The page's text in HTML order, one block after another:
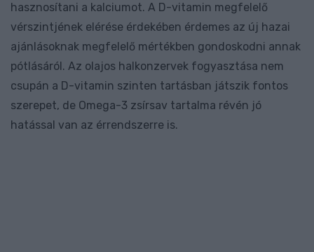
hasznosítani a kalciumot. A D-vitamin megfelelő
vérszintjének elérése érdekében érdemes az új hazai
ajánlásoknak megfelelő mértékben gondoskodni annak
pótlásáról. Az olajos halkonzervek fogyasztása nem
csupán a D-vitamin szinten tartásban játszik fontos
szerepet, de Omega-3 zsírsav tartalma révén jó
hatással van az érrendszerre is.